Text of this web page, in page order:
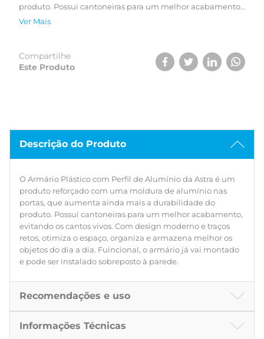
produto. Possui cantoneiras para um melhor acabamento,
evitando os cantos vivos. Com design moderno e traços
pode ser instalado sobreposto à parede.
Ver Mais
Compartilhe
Este Produto
Descrição do Produto
O Armário Plástico com Perfil de Alumínio da Astra é um
produto reforçado com uma moldura de alumínio nas
portas, que aumenta ainda mais a durabilidade do
produto. Possui cantoneiras para um melhor acabamento,
evitando os cantos vivos. Com design moderno e traços
retos, otimiza o espaço, organiza e armazena melhor os
objetos do dia a dia. Fuincional, o armário já vai montado
e pode ser instalado sobreposto à parede.
Recomendações e uso
Informações Técnicas